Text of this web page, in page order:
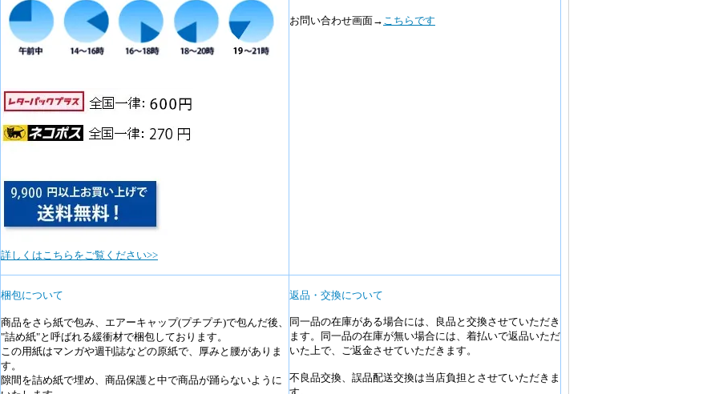
詳しくはこちらをご覧ください>>
お問い合わせ画面→ こちらです
梱包について
商品をさら紙で包み、エアーキャップ(プチプチ)で包んだ後、
"詰め紙"と呼ばれる緩衝材で梱包しております。
この用紙はマンガや週刊誌などの原紙で、厚みと腰がありま
す。
隙間を詰め紙で埋め、商品保護と中で商品が踊らないように
返品・交換について
同一品の在庫がある場合には、良品と交換させていただき
ます。同一品の在庫が無い場合には、着払いで返品いただ
いた上で、ご返金させていただきます。
不良品交換、誤品配送交換は当店負担とさせていただきま